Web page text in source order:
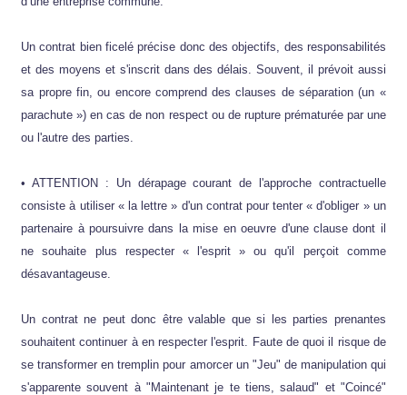
Un contrat bien ficelé précise donc des objectifs, des responsabilités
et des moyens et s'inscrit dans des délais. Souvent, il prévoit aussi
sa propre fin, ou encore comprend des clauses de séparation (un «
parachute ») en cas de non respect ou de rupture prématurée par une
ou l'autre des parties.
• ATTENTION : Un dérapage courant de l'approche contractuelle
consiste à utiliser « la lettre » d'un contrat pour tenter « d'obliger » un
partenaire à poursuivre dans la mise en oeuvre d'une clause dont il
ne souhaite plus respecter « l'esprit » ou qu'il perçoit comme
désavantageuse.
Un contrat ne peut donc être valable que si les parties prenantes
souhaitent continuer à en respecter l'esprit. Faute de quoi il risque de
se transformer en tremplin pour amorcer un "Jeu" de manipulation qui
s'apparente souvent à "Maintenant je te tiens, salaud" et "Coincé"